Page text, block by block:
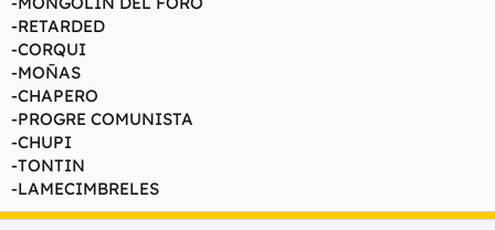
-RETARDED
-CORQUI
-MOÑAS
-CHAPERO
-PROGRE COMUNISTA
-CHUPI
-TONTIN
-LAMECIMBRELES